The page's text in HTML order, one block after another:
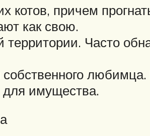
котов, причем
как свою.
Часто
для имущества.